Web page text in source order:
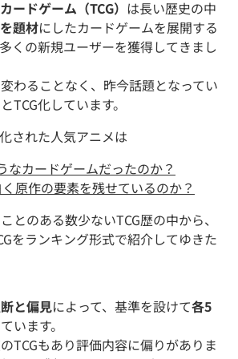
ードゲーム（TCG） は長い歴史の中
題材にしたカードゲームを展開する
くの新規ユーザーを獲得してきまし
わることなく、昨今話題となってい
TCG化しています。
された人気アニメは
なカードゲームだったのか？
原作の要素を残せているのか？
とのある数少ないTCG歴の中から、
をランキング形式で紹介してゆきた
と偏見によって、 基準を設けて各5
います。
TCGもあり評価内容に偏りがありま